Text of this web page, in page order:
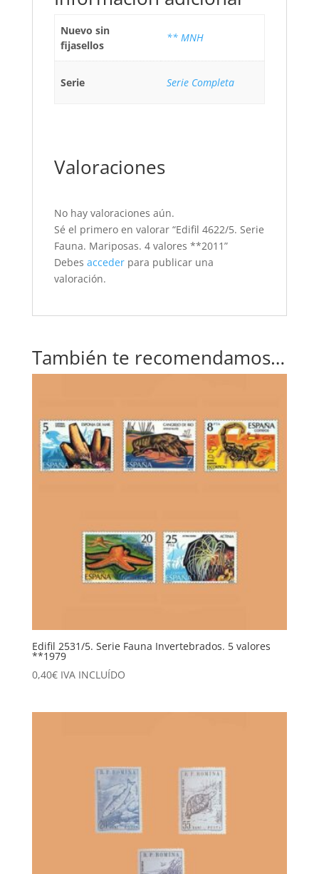
Nuevo sin
fijasellos
** MNH
Serie Serie Completa
Valoraciones
No hay valoraciones aún.
Sé el primero en valorar “Edifil 4622/5. Serie
Fauna. Mariposas. 4 valores **2011”
Debes accederpara publicar una
valoración.
También te recomendamos…
Edifil 2531/5. Serie Fauna Invertebrados. 5 valores
**1979
0,40€ IVA INCLUÍDO